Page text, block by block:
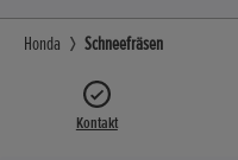
Honda Schneefräsen
Kontakt